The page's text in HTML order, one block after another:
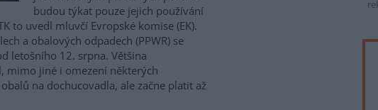
budou týkat pouze jejich používání
to uvedl mluvčí Evropské komise (EK).
a obalových odpadech (PPWR) se
letošního 12. srpna. Většina
mimo jiné i omezení některých
na dochucovadla, ale začne platit až